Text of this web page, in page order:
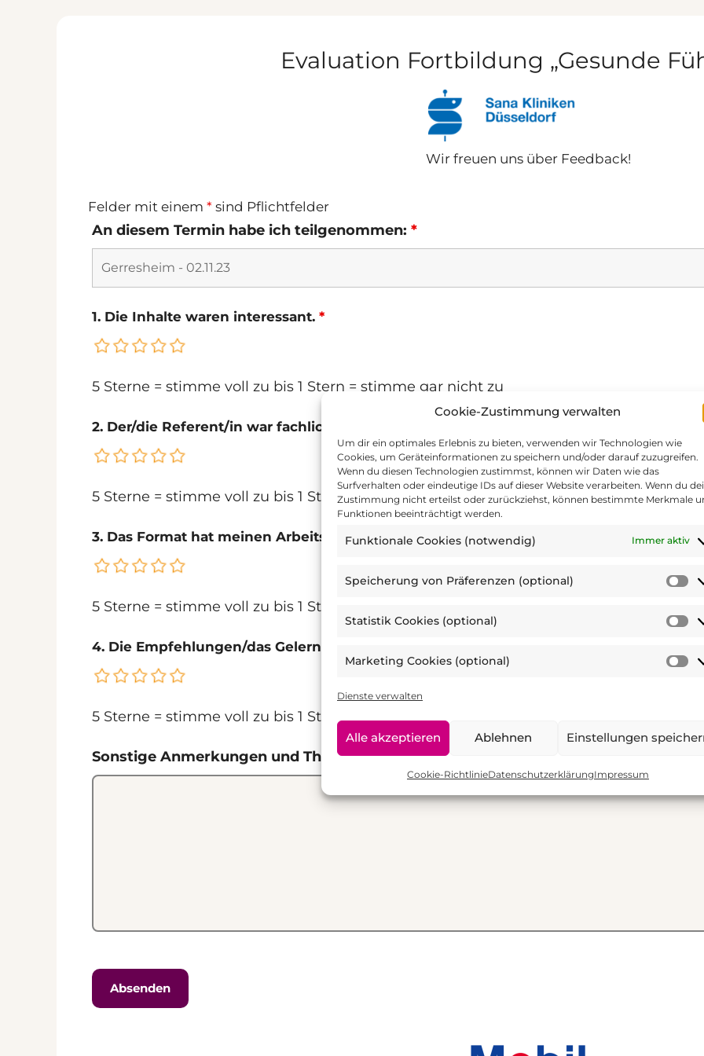
Cookie-Zustimmung verwalten
Um dir ein optimales Erlebnis zu bieten, verwenden wir Technologien wie
Cookies, um Geräteinformationen zu speichern und/oder darauf zuzugreifen.
Wenn du diesen Technologien zustimmst, können wir Daten wie das
Surfverhalten oder eindeutige IDs auf dieser Website verarbeiten. Wenn du
Zustimmung nicht erteilst oder zurückziehst, können bestimmte Merkmale
Funktionen beeinträchtigt werden.
Funktionale Cookies (notwendig) Immer aktiv
Speicherung von Präferenzen (optional)
Statistik Cookies (optional)
Marketing Cookies (optional)
Dienste verwalten
Alle akzeptieren Ablehnen Einstellungen
Cookie-RichtlinieDatenschutzerklärungImpressum
Evaluation Fortbildung „Gesunde
Wir freuen uns über Feedback!
Felder mit einem * sind Pflichtfelder
An diesem Termin habe ich teilgenommen: *
1. Die Inhalte waren interessant. *
5 Sterne = stimme voll zu bis 1 Stern = stimme gar nicht zu
2. Der/die Referent/in war fachlich kompetent und hat die Inhalte verständlich
5 Sterne = stimme voll zu bis 1 Stern = stimme gar nicht zu
3. Das Format hat meinen Arbeitsalltag bereichert.*
5 Sterne = stimme voll zu bis 1 Stern = stimme gar nicht zu
4. Die Empfehlungen/das Gelernte kann ich in meinem Arbeitsalltag anwenden.
5 Sterne = stimme voll zu bis 1 Stern = stimme gar nicht zu
Sonstige Anmerkungen und Themenwünsche: